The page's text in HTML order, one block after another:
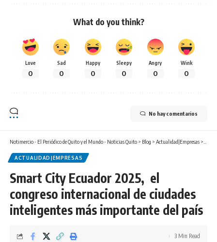
What do you think?
Love
0
Sad
0
Happy
0
Sleepy
0
Angry
0
Wink
0
No hay comentarios
Notimercio - El Periódico de Quito y el Mundo - Noticias Quito > Blog > Actualidad|Empresas >
ACTUALIDAD|EMPRESAS
Smart City Ecuador 2025, el
congreso internacional de ciudades
inteligentes más importante del país
3 Min Read